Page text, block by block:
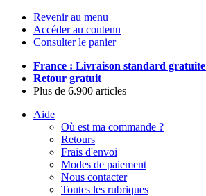
Revenir au menu
Accéder au contenu
Consulter le panier
France : Livraison standard gratuite
Retour gratuit
Plus de 6.900 articles
Aide
Où est ma commande ?
Retours
Frais d'envoi
Modes de paiement
Nous contacter
Toutes les rubriques